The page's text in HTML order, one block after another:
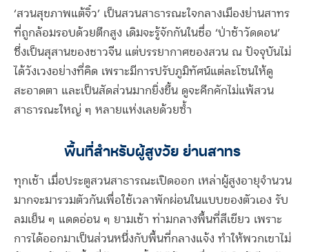
‘สวนสุขภาพแต้จิ๋ว’ เป็นสวนสาธารณะใจกลางเมืองย่านสาทร
ที่ถูกล้อมรอบด้วยตึกสูง เดิมจะรู้จักกันในชื่อ ‘ป่าช้าวัดดอน’
ซึ่งเป็นสุสานของชาวจีน แต่บรรยากาศของสวน ณ ปัจจุบันไม่
ได้วังเวงอย่างที่คิด เพราะมีการปรับภูมิทัศน์แต่ละโซนให้ดู
สะอาดตา และเป็นสัดส่วนมากยิ่งขึ้น ดูจะคึกคักไม่แพ้สวน
สาธารณะใหญ่ ๆ หลายแห่งเลยด้วยซ้ำ
พื้นที่สำหรับผู้สูงวัย ย่านสาทร
ทุกเช้า เมื่อประตูสวนสาธารณะเปิดออก เหล่าผู้สูงอายุจำนวน
มากจะมารวมตัวกันเพื่อใช้เวลาพักผ่อนในแบบของตัวเอง รับ
ลมเย็น ๆ แดดอ่อน ๆ ยามเช้า ท่ามกลางพื้นที่สีเขียว เพราะ
การได้ออกมาเป็นส่วนหนึ่งกับพื้นที่กลางแจ้ง ทำให้พวกเขาไม่